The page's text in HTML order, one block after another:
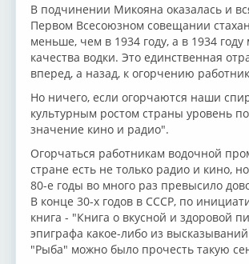
В подчинении Микояна оказалась и
Первом Всесоюзном совещании
меньше, чем в 1934 году, а в 1934
качества водки. Это единственная
вперед, а назад, к огорчению
Но ничего, если огорчаются наши
культурным ростом страны уровень
значение кино и радио".
Огорчаться работникам водочной
стране есть не только радио и кино,
80-е годы во много раз превысило
В конце 30-х годов в СССР, по
книга - "Книга о вкусной и здоровой
эпиграфа какое-либо из
"Рыба" можно было прочесть такую